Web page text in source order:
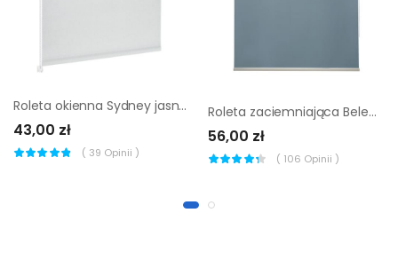
Roleta okienna Sydney jasnoszara 43 x 150 cm Inspire
43,00 zł
( 39 Opinii )
Roleta zaciemniająca Belem 90 x 160 cm niebieska Inspire
56,00 zł
( 106 Opinii )